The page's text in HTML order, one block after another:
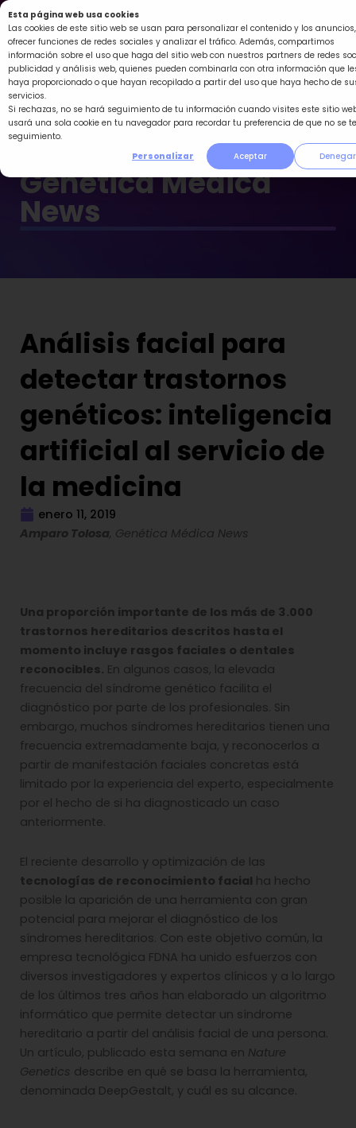
Esta página web usa cookies
Las cookies de este sitio web se usan para personalizar el contenido y los anuncios,
ofrecer funciones de redes sociales y analizar el tráfico. Además, compartimos
información sobre el uso que haga del sitio web con nuestros partners de redes
publicidad y análisis web, quienes pueden combinarla con otra información que
haya proporcionado o que hayan recopilado a partir del uso que haya hecho de
servicios.
Si rechazas, no se hará seguimiento de tu información cuando visites este sitio
usará una sola cookie en tu navegador para recordar tu preferencia de que no se
seguimiento.
Personalizar
Aceptar Denegar
Ir
al
contenido
Genética Médica
News
Análisis facial para
detectar trastornos
genéticos: inteligencia
artificial al servicio de
la medicina
enero 11, 2019
Amparo Tolosa, Genética Médica News
Una proporción importante de los más de 3.000
trastornos hereditarios descritos hasta el
momento incluye rasgos faciales o dentales
reconocibles. En algunos casos, la elevada
frecuencia del síndrome genético facilita el
diagnóstico por parte de los profesionales. Sin
embargo, muchos síndromes hereditarios tienen una
frecuencia extremadamente baja, y reconocerlos a
partir de manifestación faciales concretas está
limitado por la experiencia del experto, especialmente
por el hecho de si ha diagnosticado un caso
anteriormente.
El reciente desarrollo y optimización de las
tecnologías de reconocimiento facial ha hecho
posible la aparición de una herramienta con gran
potencial para mejorar el diagnóstico de los
síndromes hereditarios. Con este objetivo común, la
empresa tecnológica FDNA ha unido esfuerzos con
diversos investigadores y expertos clínicos y a lo largo
de los últimos tres años han elaborado un algoritmo
informático que permite detectar un síndrome
hereditario a partir del análisis facial de una persona.
Un artículo, publicado esta semana en Nature
Genetics describe en qué se basa la herramienta,
denominada DeepGestalt, y cuál es su alcance.